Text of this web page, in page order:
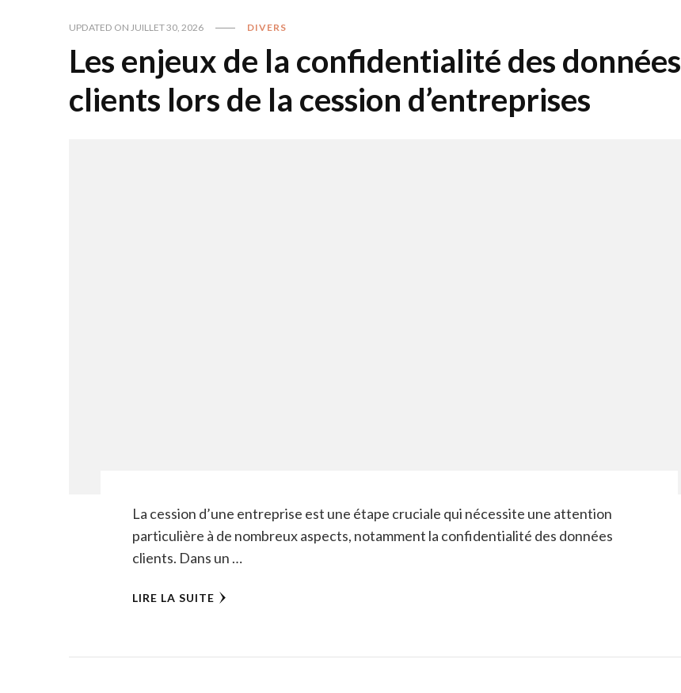
UPDATED ON JUILLET 30, 2026 DIVERS
Les enjeux de la confidentialité des données
clients lors de la cession d’entreprises
La cession d’une entreprise est une étape cruciale qui nécessite une attention
particulière à de nombreux aspects, notamment la confidentialité des données
clients. Dans un …
LIRE LA SUITE